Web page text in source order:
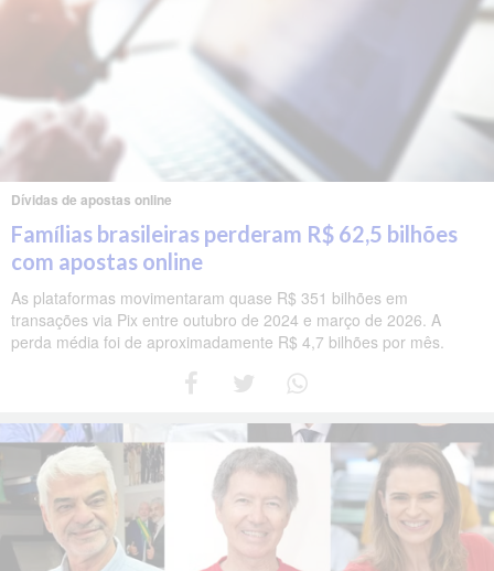
Dívidas de apostas online
Famílias brasileiras perderam R$ 62,5 bilhões
com apostas online
As plataformas movimentaram quase R$ 351 bilhões em
transações via Pix entre outubro de 2024 e março de 2026. A
perda média foi de aproximadamente R$ 4,7 bilhões por mês.